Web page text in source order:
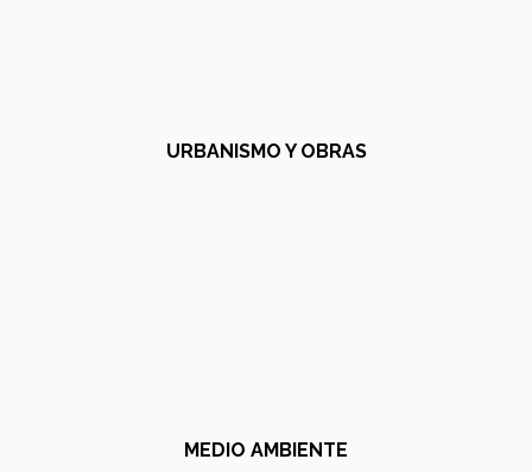
URBANISMO Y OBRAS
MEDIO AMBIENTE